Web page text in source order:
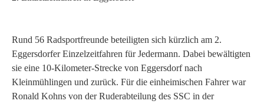
Rund 56 Radsportfreunde beteiligten sich kürzlich am 2.
Eggersdorfer Einzelzeitfahren für Jedermann. Dabei bewältigten
sie eine 10-Kilometer-Strecke von Eggersdorf nach
Kleinmühlingen und zurück. Für die einheimischen Fahrer war
Ronald Kohns von der Ruderabteilung des SSC in der